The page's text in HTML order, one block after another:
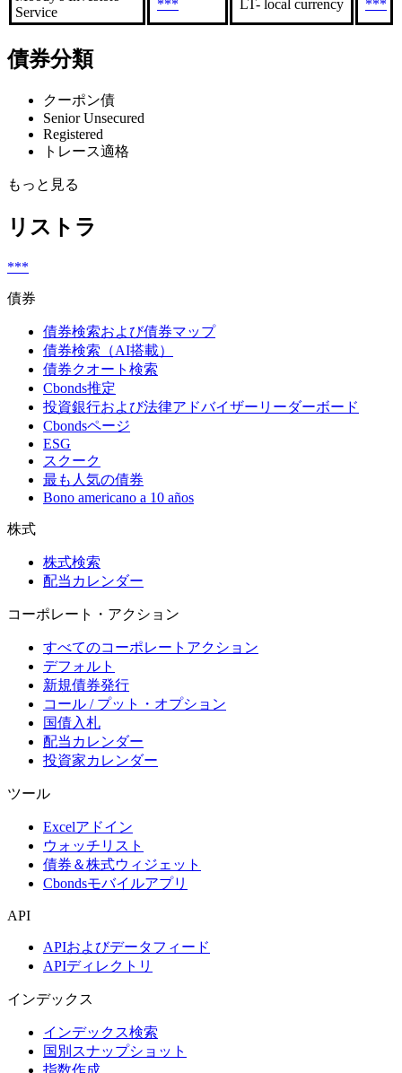
Service
*** LT- local currency ***
債券分類
クーポン債
Senior Unsecured
Registered
トレース適格
もっと見る
リストラ
***
債券
債券検索および債券マップ
債券検索（AI搭載）
債券クオート検索
Cbonds推定
投資銀行および法律アドバイザーリーダーボード
Cbondsページ
ESG
スクーク
最も人気の債券
Bono americano a 10 años
株式
株式検索
配当カレンダー
コーポレート・アクション
すべてのコーポレートアクション
デフォルト
新規債券発行
コール / プット・オプション
国債入札
配当カレンダー
投資家カレンダー
ツール
Excelアドイン
ウォッチリスト
債券＆株式ウィジェット
Cbondsモバイルアプリ
API
APIおよびデータフィード
APIディレクトリ
インデックス
インデックス検索
国別スナップショット
指数作成